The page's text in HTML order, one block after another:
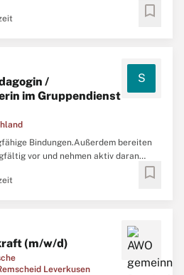
Freude an der Arbeit mit
bookmark
/
im Gruppendienst
S
Bindungen.Außerdem bereiten
vor und nehmen aktiv daran
gewissenhafte Umsetzung von Kinder-
und Kompetenzen: Sie
bookmark
(m/w/d)
Leverkusen